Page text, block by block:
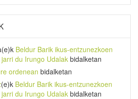
(e)k Beldur Barik ikus-entzunezkoen
du Irungo Udalak bidalketan
ordenean bidalketan
(e)k Beldur Barik ikus-entzunezkoen
du Irungo Udalak bidalketan